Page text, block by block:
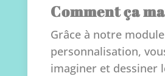
Comment ça
Grâce à notre
personnalisation,
imaginer et dessiner